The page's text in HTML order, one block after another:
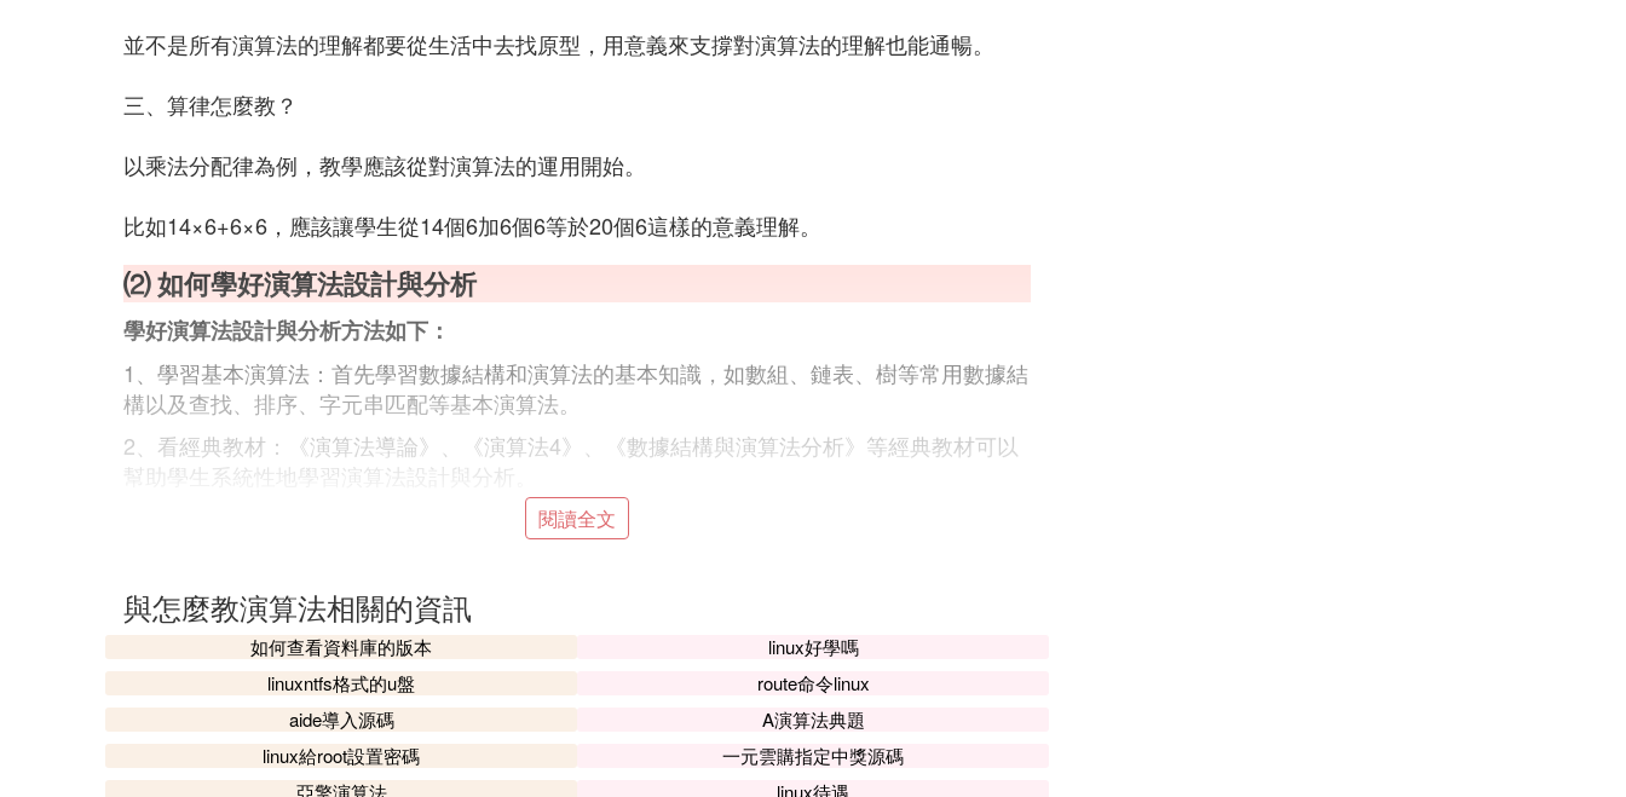
並不是所有演算法的理解都要從生活中去找原型，用意義來支撐對演算法的理解也能通暢。
三、算律怎麼教？
以乘法分配律為例，教學應該從對演算法的運用開始。
比如14×6+6×6，應該讓學生從14個6加6個6等於20個6這樣的意義理解。
⑵ 如何學好演算法設計與分析
學好演算法設計與分析方法如下：
1、學習基本演算法：首先學習數據結構和演算法的基本知識，如數組、鏈表、樹等常用數據結
構以及查找、排序、字元串匹配等基本演算法。
2、看經典教材：《演算法導論》、《演算法4》、《數據結構與演算法分析》等經典教材可以
幫助學生系統性地學習演算法設計與分析。
3、做練習題：充分做練習題和模擬考試，可以幫助鞏固理解和熟練掌握演算法。
教材特色
1、該教材沒有過多地關注實現細節，演算法描述採用偽碼，突出對問題本身的分析和求解方法
的闡述，從問題建模、演算法設計與分析、改進措施等方面給出了建議，為從事實際問題的演
算法設計與分析工作在理論上提供思路和方法。
2、該教材介紹了一些關於問題復雜度的分析方法。
3、該教材對計算復雜性理論的核心內容和針對難解問題的處理策略加以簡單的介紹。
閱讀全文
與怎麼教演算法相關的資訊
如何查看資料庫的版本
linux好學嗎
linuxntfs格式的u盤
route命令linux
aide導入源碼
A演算法典題
linux給root設置密碼
一元雲購指定中獎源碼
亞擎演算法
linux待遇